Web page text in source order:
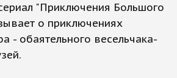
"Приключения Большого
о приключениях
- обаятельного весельчака-